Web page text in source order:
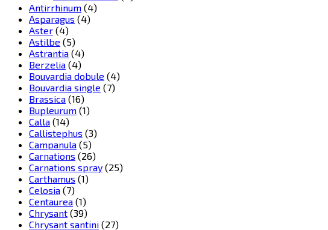
Antirrhinum (4)
Asparagus (4)
Aster (4)
Astilbe (5)
Astrantia (4)
Berzelia (4)
Bouvardia dobule (4)
Bouvardia single (7)
Brassica (16)
Bupleurum (1)
Calla (14)
Callistephus (3)
Campanula (5)
Carnations (26)
Carnations spray (25)
Carthamus (1)
Celosia (7)
Centaurea (1)
Chrysant (39)
Chrysant santini (27)